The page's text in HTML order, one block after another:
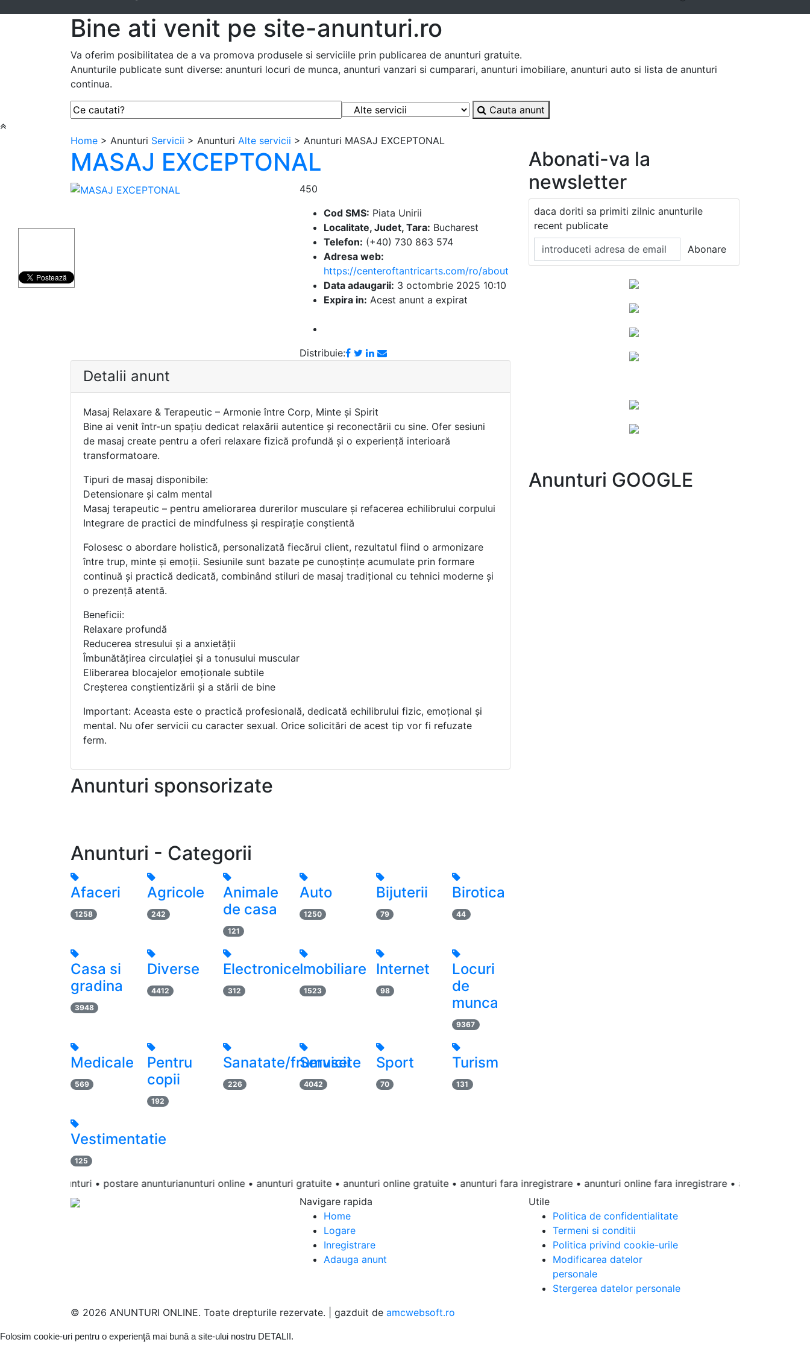
Bine ati venit pe site-anunturi.ro
Va oferim posibilitatea de a va promova produsele si serviciile prin publicarea de anunturi gratuite.
Anunturile publicate sunt diverse: anunturi locuri de munca, anunturi vanzari si cumparari, anunturi imobiliare, anunturi auto si lista de anunturi
continua.
Cauta anunt
Home > Anunturi Servicii > Anunturi Alte servicii > Anunturi MASAJ EXCEPTONAL
MASAJ EXCEPTONAL
450
Cod SMS: Piata Unirii
Localitate, Judet, Tara: Bucharest
Telefon: (+40) 730 863 574
Adresa web:
https://centeroftantricarts.com/ro/about
Data adaugarii: 3 octombrie 2025 10:10
Expira in: Acest anunt a expirat
Distribuie:
Detalii anunt
Masaj Relaxare & Terapeutic – Armonie între Corp, Minte și Spirit
Bine ai venit într-un spațiu dedicat relaxării autentice și reconectării cu sine. Ofer sesiuni
de masaj create pentru a oferi relaxare fizică profundă și o experiență interioară
transformatoare.
Tipuri de masaj disponibile:
Detensionare și calm mental
Masaj terapeutic – pentru ameliorarea durerilor musculare și refacerea echilibrului corpului
Integrare de practici de mindfulness și respirație conștientă
Folosesc o abordare holistică, personalizată fiecărui client, rezultatul fiind o armonizare
între trup, minte și emoții. Sesiunile sunt bazate pe cunoștințe acumulate prin formare
continuă și practică dedicată, combinând stiluri de masaj tradițional cu tehnici moderne și
o prezență atentă.
Beneficii:
Relaxare profundă
Reducerea stresului și a anxietății
Îmbunătățirea circulației și a tonusului muscular
Eliberarea blocajelor emoționale subtile
Creșterea conștientizării și a stării de bine
Important: Aceasta este o practică profesională, dedicată echilibrului fizic, emoțional și
mental. Nu ofer servicii cu caracter sexual. Orice solicitări de acest tip vor fi refuzate
ferm.
Anunturi sponsorizate
Anunturi - Categorii
Afaceri
1258
Agricole
242
Animale
de casa
121
Auto
1250
Bijuterii
79
Birotica
44
Casa si
gradina
3948
Diverse
4412
Electronice
312
Imobiliare
1523
Internet
98
Locuri
de
munca
9367
Medicale
569
Pentru
copii
192
Sanatate/frumusete
226
Servicii
4042
Sport
70
Turism
131
Vestimentatie
125
Abonati-va la
newsletter
daca doriti sa primiti zilnic anunturile
recent publicate
Anunturi GOOGLE
anunturi • postare anunturianunturi online • anunturi gratuite • anunturi online gratuite • anunturi fara inregistrare • anunturi online fara inregistrare • anunturi online
Navigare rapida
Home
Logare
Inregistrare
Adauga anunt
Utile
Politica de confidentialitate
Termeni si conditii
Politica privind cookie-urile
Modificarea datelor
personale
Stergerea datelor personale
© 2026 ANUNTURI ONLINE. Toate drepturile rezervate. | gazduit de amcwebsoft.ro
Folosim cookie-uri pentru o experienţă mai bună a site-ului nostru DETALII .